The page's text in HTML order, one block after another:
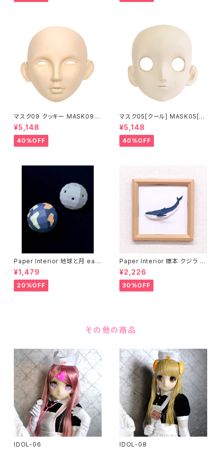
マスク09 クッキー MASK09
“COOKIE”
¥5,148
40%OFF
マスク05[クール] MASK05[C
OOL]
¥5,148
40%OFF
Paper Interior 地球と月 eart
h and moon
¥1,479
20%OFF
Paper Interior 標本 クジラ s
pecimen whale
¥2,226
30%OFF
その他の商品
IDOL-06 IDOL-08